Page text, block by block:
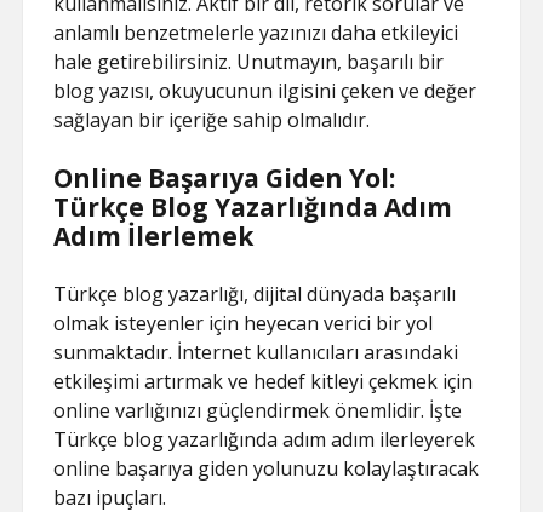
anlamlı benzetmelerle yazınızı daha etkileyici
hale getirebilirsiniz. Unutmayın, başarılı bir
blog yazısı, okuyucunun ilgisini çeken ve değer
sağlayan bir içeriğe sahip olmalıdır.
Online Başarıya Giden Yol:
Türkçe Blog Yazarlığında Adım
Adım İlerlemek
Türkçe blog yazarlığı, dijital dünyada başarılı
olmak isteyenler için heyecan verici bir yol
sunmaktadır. İnternet kullanıcıları arasındaki
etkileşimi artırmak ve hedef kitleyi çekmek için
online varlığınızı güçlendirmek önemlidir. İşte
Türkçe blog yazarlığında adım adım ilerleyerek
online başarıya giden yolunuzu kolaylaştıracak
bazı ipuçları.